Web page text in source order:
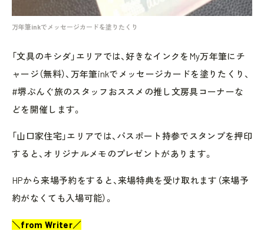
万年筆inkでメッセージカードを塗りたくり
「文具のキシダ」エリアでは、好きなインクをMy万年筆にチ
ャージ（無料）、万年筆inkでメッセージカードを塗りたくり、
#堺ぶんぐ旅のスタッフおススメの推し文房具コーナーな
どを開催します。
「山口家住宅」エリアでは、パスポート持参でスタンプを押印
すると、オリジナルメモのプレゼントがあります。
HPから来場予約をすると、来場特典を受け取れます（来場予
約がなくても入場可能）。
＼from Writer／